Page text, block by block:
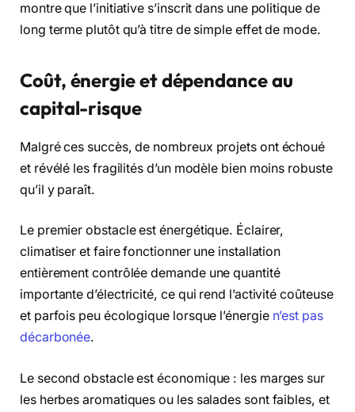
montre que l’initiative s’inscrit dans une politique de
long terme plutôt qu’à titre de simple effet de mode.
Coût, énergie et dépendance au
capital-risque
Malgré ces succès, de nombreux projets ont échoué
et révélé les fragilités d’un modèle bien moins robuste
qu’il y paraît.
Le premier obstacle est énergétique. Éclairer,
climatiser et faire fonctionner une installation
entièrement contrôlée demande une quantité
importante d’électricité, ce qui rend l’activité coûteuse
et parfois peu écologique lorsque l’énergie n’est pas
décarbonée.
Le second obstacle est économique : les marges sur
les herbes aromatiques ou les salades sont faibles, et